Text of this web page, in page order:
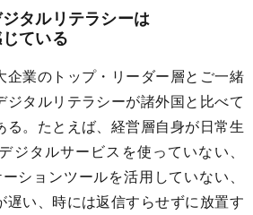
タルリテラシーは
ている
業のトップ・リーダー層とご一緒
ジタルリテラシーが諸外国と比べて
る。たとえば、経営層自身が日常生
ジタルサービスを使っていない、
ションツールを活用していない、
遅い、時には返信すらせずに放置す